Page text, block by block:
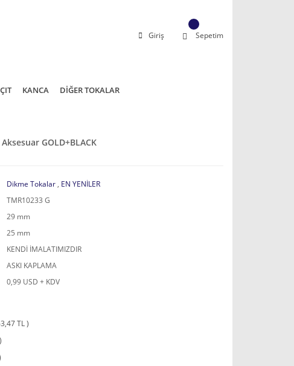
Giriş Sepetim
KANCA DİĞER TOKALAR
GOLD+BLACK
Dikme Tokalar , EN YENİLER
TMR10233 G
29 mm
25 mm
KENDİ İMALATIMIZDIR
ASKI KAPLAMA
0,99 USD + KDV
TL )